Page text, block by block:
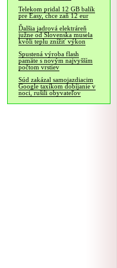
Telekom pridal 12 GB balík
pre Easy, chce zaň 12 eur
Ďalšia jadrová elektráreň
južne od Slovenska musela
kvôli teplu znížiť výkon
Spustená výroba flash
pamäte s novým najvyšším
počtom vrstiev
Súd zakázal samojazdiacim
Google taxíkom dobíjanie v
noci, rušili obyvateľov